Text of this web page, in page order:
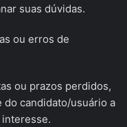
suas dúvidas.
ou erros de
ou prazos perdidos,
do candidato/usuário a